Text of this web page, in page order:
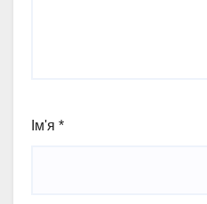
Ім'я *